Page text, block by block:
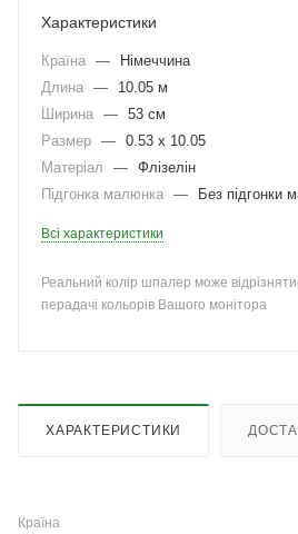
Характеристики
Країна —
Німеччина
Длина —
10.05 м
Ширина — 53 см
Размер — 0.53 x 10.05
Матеріал
— Флізелін
Підгонка малюнка — Без підгонки
Всі характеристики
Реальний колір шпалер може
перадачі кольорів Вашого монітора
ХАРАКТЕРИСТИКИ
Країна